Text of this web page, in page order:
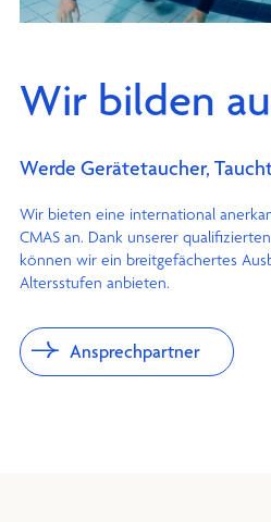
Wir bilden
Werde Gerätetaucher,
Wir bieten eine international
CMAS an. Dank unserer
können wir ein breitgefächertes
Altersstufen anbieten.
Ansprechpartner